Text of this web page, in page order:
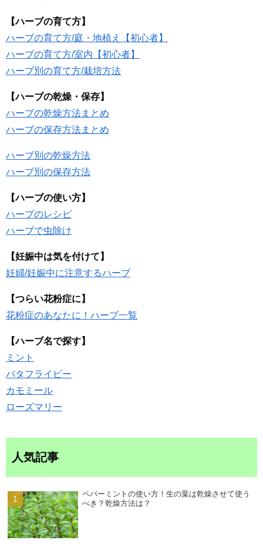
【ハーブの育て方】
ハーブの育て方/庭・地植え【初心者】
ハーブの育て方/室内【初心者】
ハーブ別の育て方/栽培方法
【ハーブの乾燥・保存】
ハーブの乾燥方法まとめ
ハーブの保存方法まとめ
ハーブ別の乾燥方法
ハーブ別の保存方法
【ハーブの使い方】
ハーブのレシピ
ハーブで虫除け
【妊娠中は気を付けて】
妊婦/妊娠中に注意するハーブ
【つらい花粉症に】
花粉症のあなたに！ハーブ一覧
【ハーブ名で探す】
ミント
バタフライピー
カモミール
ローズマリー
人気記事
ペパーミントの使い方！生の葉は乾燥させて使う
べき？乾燥方法は？